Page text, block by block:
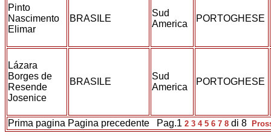
Pinto
Nascimento
Elimar
BRASILE
Sud
America
PORTOGHESE
Lázara
Borges de
Resende
Josenice
BRASILE
Sud
America
PORTOGHESE
Prima pagina Pagina precedente Pag.1 2 3 4 5 6 7 8 di 8